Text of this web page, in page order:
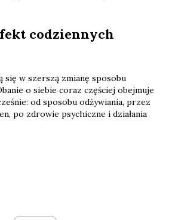
codziennych
się w szerszą zmianę sposobu
o siebie coraz częściej obejmuje
od sposobu odżywiania, przez
po zdrowie psychiczne i działania